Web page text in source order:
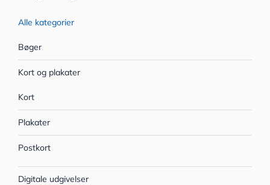
Alle kategorier
Bøger
Kort og plakater
Kort
Plakater
Postkort
Digitale udgivelser